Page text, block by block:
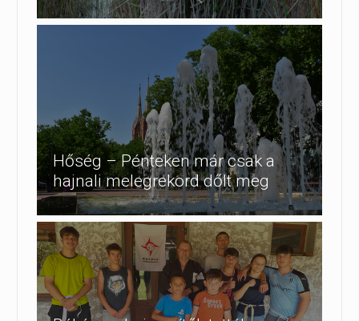
Hőség – Pénteken már csak a
hajnali melegrekord dőlt meg